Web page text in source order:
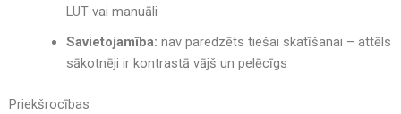
LUT vai manuāli
Savietojamība: nav paredzēts tiešai skatīšanai – attēls
sākotnēji ir kontrastā vājš un pelēcīgs
Priekšrocības